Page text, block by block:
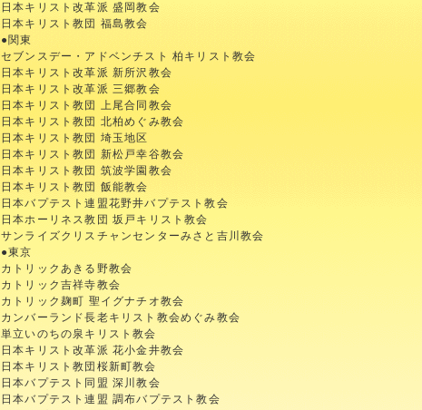
日本キリスト改革派 盛岡教会
日本キリスト教団 福島教会
●関東
セブンスデー・アドベンチスト 柏キリスト教会
日本キリスト改革派 新所沢教会
日本キリスト改革派 三郷教会
日本キリスト教団 上尾合同教会
日本キリスト教団 北柏めぐみ教会
日本キリスト教団 埼玉地区
日本キリスト教団 新松戸幸谷教会
日本キリスト教団 筑波学園教会
日本キリスト教団 飯能教会
日本バプテスト連盟花野井バプテスト教会
日本ホーリネス教団 坂戸キリスト教会
サンライズクリスチャンセンターみさと吉川教会
●東京
カトリックあきる野教会
カトリック吉祥寺教会
カトリック麹町 聖イグナチオ教会
カンバーランド長老キリスト教会めぐみ教会
単立いのちの泉キリスト教会
日本キリスト改革派 花小金井教会
日本キリスト教団桜新町教会
日本バプテスト同盟 深川教会
日本バプテスト連盟 調布バプテスト教会